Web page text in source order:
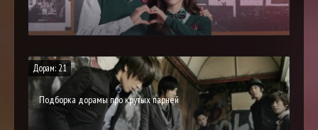
Дорам: 21
Подборка дорамы про крутых парней